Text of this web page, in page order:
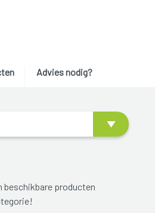
Advies nodig?
beschikbare producten